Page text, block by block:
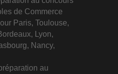
de Commerce
Paris, Toulouse,
Lyon,
Nancy,
au